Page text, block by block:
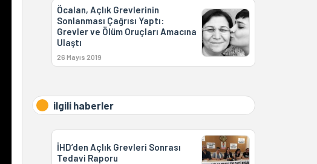
Öcalan, Açlık Grevlerinin
Sonlanması Çağrısı Yaptı:
Grevler ve Ölüm Oruçları Amacına
Ulaştı
26 Mayıs 2019
ilgili haberler
İHD’den Açlık Grevleri Sonrası
Tedavi Raporu